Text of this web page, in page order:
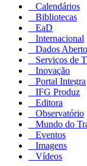
Calendários
Bibliotecas
EaD
Internacional
Dados
Serviços de
Inovação
Portal Integra
IFG Produz
Editora
Observatório
Mundo do
Eventos
Imagens
Vídeos